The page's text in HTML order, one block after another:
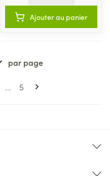
Ajouter au panier
actuellement la page
... Page
5
par page